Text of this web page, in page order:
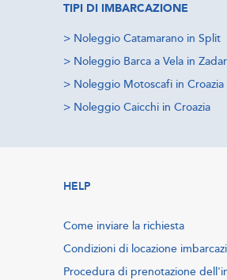
TIPI DI IMBARCAZIONE
> Noleggio Catamarano in Split
> Noleggio Barca a Vela in Zadar
> Noleggio Motoscafi in Croazia
> Noleggio Caicchi in Croazia
HELP
Come inviare la richiesta
Condizioni di locazione
Procedura di prenotazione